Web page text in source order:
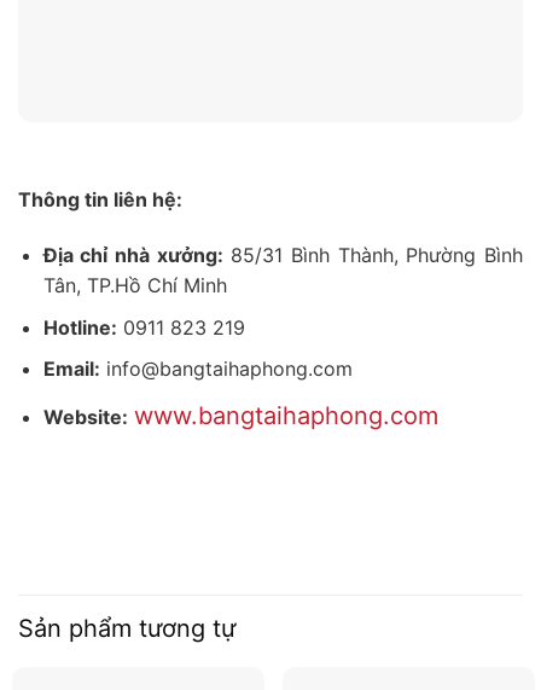
Thông tin liên hệ:
Địa chỉ nhà xưởng: 85/31 Bình Thành, Phường Bình
Tân, TP.Hồ Chí Minh
Hotline: 0911 823 219
Email: info@bangtaihaphong.com
Website: www.bangtaihaphong.com
Sản phẩm tương tự